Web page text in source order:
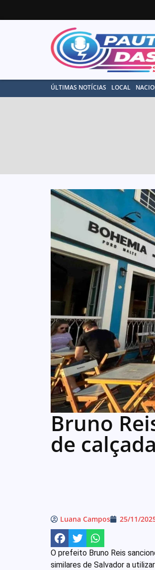
ÚLTIMAS NOTÍCIAS LOCAL
Bruno
de
Luana Campos 25/11/
O prefeito Bruno Reis
similares de Salvador a